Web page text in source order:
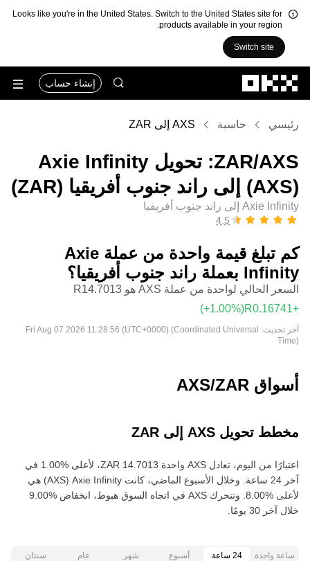
Looks like you're in the United States. Switch to the United States site for
products available in your region.
Switch site
إنشاء حساب
رئيسي حاسبة AXS إلى ZAR
‏AXS/‏ZAR: تحويل ‏Axie Infinity
(‏AXS) إلى ‏راند جنوب أفريقيا (‏ZAR)
Axie Infinity إلى راند جنوب أفريقيا
كم تبلغ قيمة واحدة من عملة ‏Axie
Infinity بعملة ‏راند جنوب أفريقيا؟
السعر الحالي لواحدة من عملة AXS هو ‏‎‏‎14.7013‏‏R‏
(‏‎+1.00‎%‎‏)
آخر تحديث: Fri Aug 07 2026 11:28:56 (UTC+0000) (Coordinated Universal
Time)
أسواق AXS/ZAR
مخطط تحويل AXS إلى ZAR
اعتبارًا من اليوم، تعادل AXS واحدة ‏‎‏‎14.7013‏‏ ZAR‏، لأعلى‏ ‏‎1.00‎%‎‏ في
آخر 24 ساعة. وخلال الأسبوع الماضي، كانت Axie Infinity‏ (AXS) هي
خلال آخر 30 يومًا.
ساعة واحدة 24 ساعة أسبوع شهر عام سنتان